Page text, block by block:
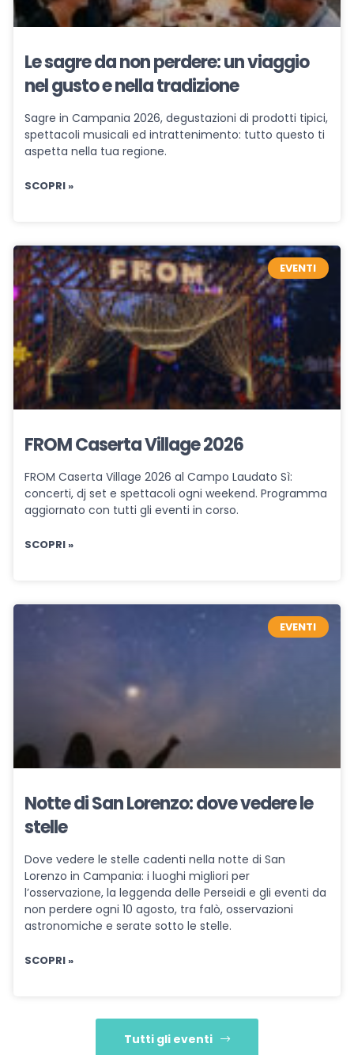
Le sagre da non perdere: un viaggio
nel gusto e nella tradizione
Sagre in Campania 2026, degustazioni di prodotti tipici,
spettacoli musicali ed intrattenimento: tutto questo ti
aspetta nella tua regione.
SCOPRI »
EVENTI
FROM Caserta Village 2026
FROM Caserta Village 2026 al Campo Laudato Sì:
concerti, dj set e spettacoli ogni weekend. Programma
aggiornato con tutti gli eventi in corso.
SCOPRI »
EVENTI
Notte di San Lorenzo: dove vedere le
stelle
Dove vedere le stelle cadenti nella notte di San
Lorenzo in Campania: i luoghi migliori per
l’osservazione, la leggenda delle Perseidi e gli eventi da
non perdere ogni 10 agosto, tra falò, osservazioni
astronomiche e serate sotto le stelle.
SCOPRI »
Tutti gli eventi